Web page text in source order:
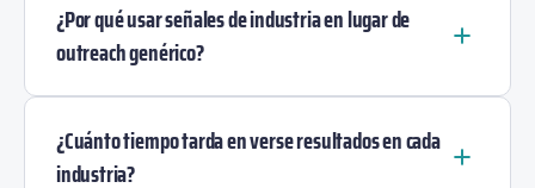
¿Por qué usar señales de industria en lugar de
outreach genérico?
¿Cuánto tiempo tarda en verse resultados en cada
industria?